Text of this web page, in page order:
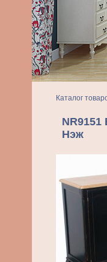
Каталог
Нэж